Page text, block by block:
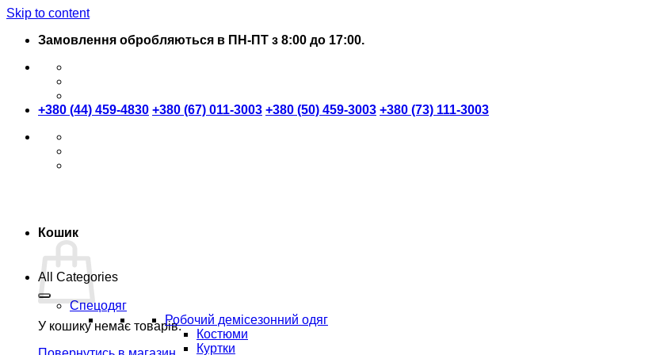
Skip to content
Замовлення обробляються в ПН-ПТ з 8:00 до 17:00.
+380 (44) 459-4830 +380 (67) 011-3003 +380 (50) 459-3003 +380 (73) 111-3003
Кошик
У кошику немає товарів.
All Categories
Спецодяг
Робочий демісезонний одяг
Костюми
Куртки